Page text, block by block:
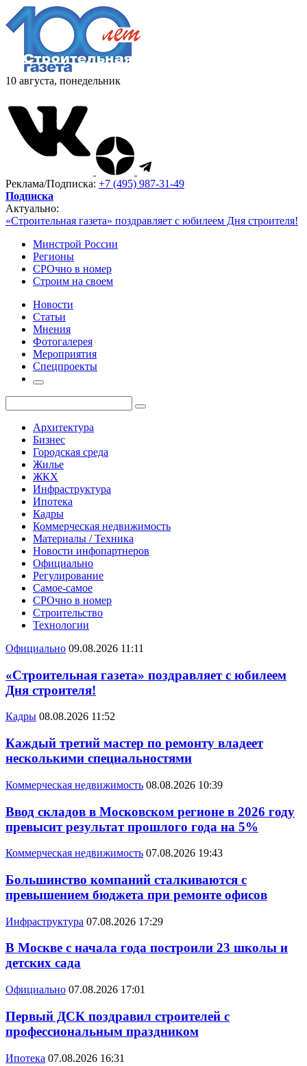
10 августа, понедельник
Реклама/Подписка: +7 (495) 987-31-49
Подписка
Актуально:
«Строительная газета» поздравляет с юбилеем Дня строителя!
Минстрой России
Регионы
СРОчно в номер
Строим на своем
Новости
Статьи
Мнения
Фотогалерея
Мероприятия
Спецпроекты
Архитектура
Бизнес
Городская среда
Жилье
ЖКХ
Инфраструктура
Ипотека
Кадры
Коммерческая недвижимость
Материалы / Техника
Новости инфопартнеров
Официально
Регулирование
Самое-самое
СРОчно в номер
Строительство
Технологии
Официально 09.08.2026 11:11
«Строительная газета» поздравляет с юбилеем
Дня строителя!
Кадры 08.08.2026 11:52
Каждый третий мастер по ремонту владеет
несколькими специальностями
Коммерческая недвижимость 08.08.2026 10:39
Ввод складов в Московском регионе в 2026 году
превысит результат прошлого года на 5%
Коммерческая недвижимость 07.08.2026 19:43
Большинство компаний сталкиваются с
превышением бюджета при ремонте офисов
Инфраструктура 07.08.2026 17:29
В Москве с начала года построили 23 школы и
детских сада
Официально 07.08.2026 17:01
Первый ДСК поздравил строителей с
профессиональным праздником
Ипотека 07.08.2026 16:31